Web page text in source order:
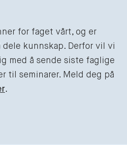
for faget vårt, og er
dele kunnskap. Derfor vil vi
med å sende siste faglige
til seminarer. Meld deg på
.